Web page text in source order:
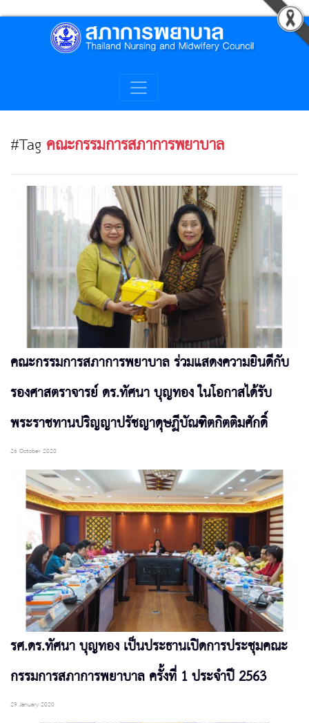
#Tag คณะกรรมการสภาการพยาบาล
คณะกรรมการสภาการพยาบาล ร่วมแสดงความยินดีกับ
รองศาสตราจารย์ ดร.ทัศนา บุญทอง ในโอกาสได้รับ
พระราชทานปริญญาปรัชญาดุษฏีบัณฑิตกิตติมศักดิ์
26 October 2020
รศ.ดร.ทัศนา บุญทอง เป็นประธานเปิดการประชุมคณะ
กรรมการสภาการพยาบาล ครั้งที่ 1 ประจำปี 2563
29 January 2020